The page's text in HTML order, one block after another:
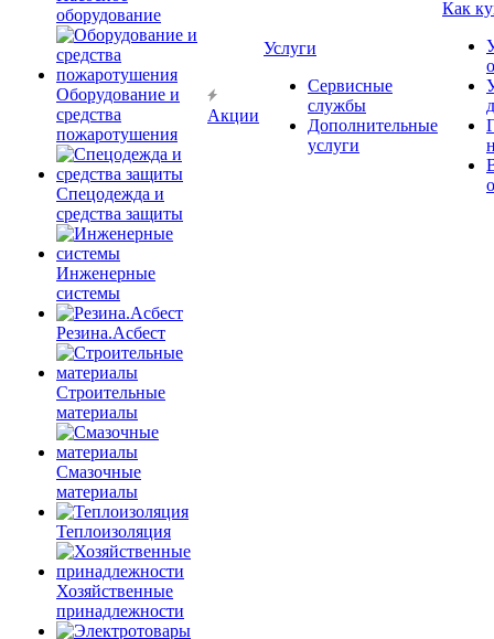
оборудование
Оборудование и
средства
пожаротушения
Спецодежда и
средства защиты
Инженерные
системы
Резина.Асбест
Строительные
материалы
Смазочные
материалы
Теплоизоляция
Хозяйственные
принадлежности
Акции
Услуги
Сервисные
службы
Дополнительные
услуги
Как